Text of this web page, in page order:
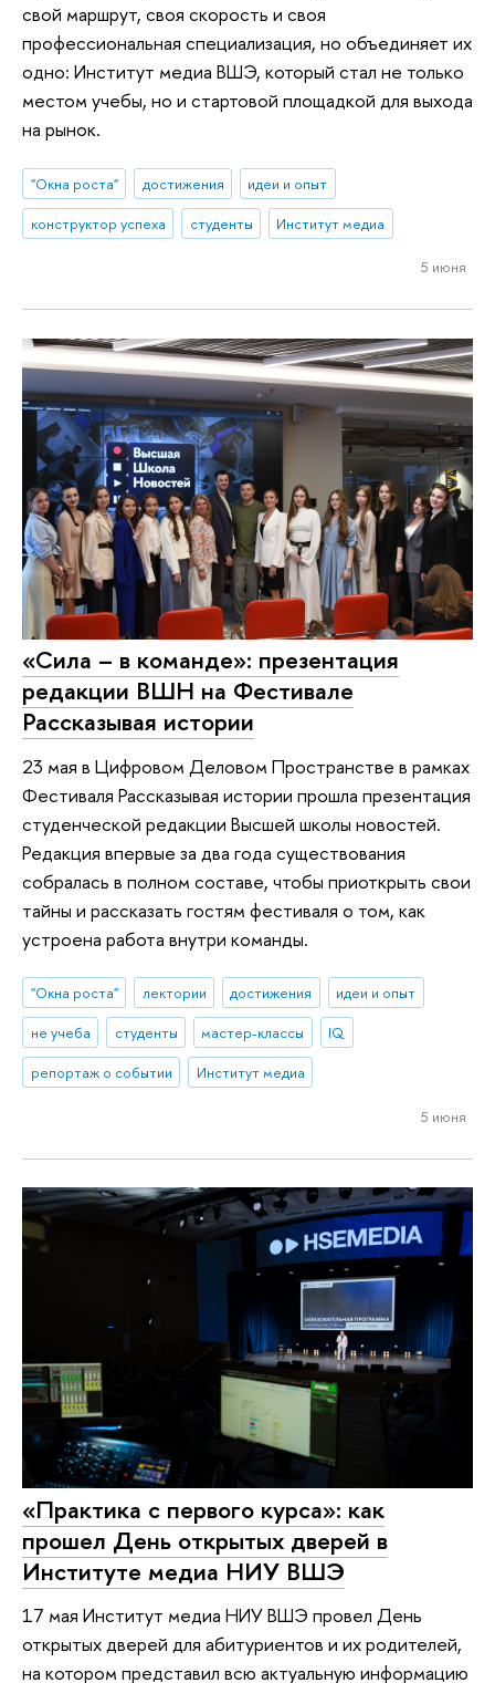
свой маршрут, своя скорость и своя
профессиональная специализация, но объединяет их
одно: Институт медиа ВШЭ, который стал не только
местом учебы, но и стартовой площадкой для выхода
на рынок.
"Окна роста" достижения
идеи и опыт
конструктор успеха
студенты Институт медиа
5 июня
«Сила – в команде»: презентация
редакции ВШН на Фестивале
Рассказывая истории
23 мая в Цифровом Деловом Пространстве в рамках
Фестиваля Рассказывая истории прошла презентация
студенческой редакции Высшей школы новостей.
Редакция впервые за два года существования
собралась в полном составе, чтобы приоткрыть свои
тайны и рассказать гостям фестиваля о том, как
устроена работа внутри команды.
"Окна роста" лектории достижения
идеи и опыт
не учеба
студенты мастер-классы
IQ
репортаж о событии
Институт медиа
5 июня
«Практика с первого курса»: как
прошел День открытых дверей в
Институте медиа НИУ ВШЭ
17 мая Институт медиа НИУ ВШЭ провел День
открытых дверей для абитуриентов и их родителей,
на котором представил всю актуальную информацию